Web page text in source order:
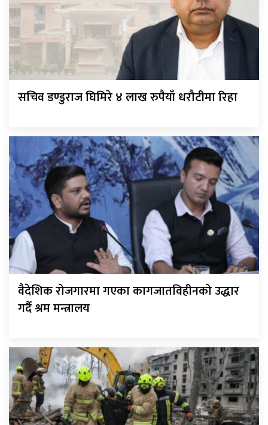
सचिव डण्डुराज घिमिरे ४ लाख रुपैयाँ धरौटीमा रिहा
वैदेशिक रोजगारमा गएका कागजातविहीनको उद्धार
गर्दै श्रम मन्त्रालय